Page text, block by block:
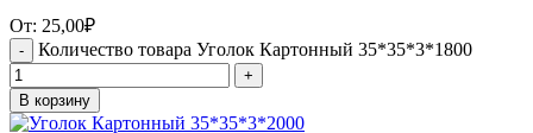
От: 25,00₽
Количество товара Уголок Картонный 35*35*3*1800
В корзину